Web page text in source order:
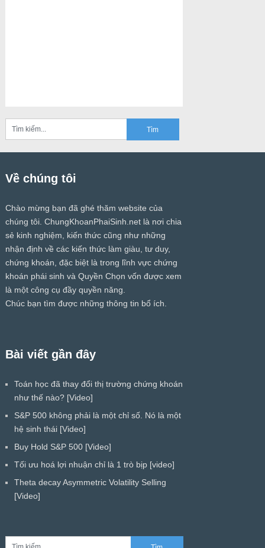
Về chúng tôi
Chào mừng bạn đã ghé thăm website của
chúng tôi. ChungKhoanPhaiSinh.netlà nơi chia
sẻ kinh nghiệm, kiến thức cũng như những
nhận định về các kiến thức làm giàu, tư duy,
chứng khoán, đặc biệt là trong lĩnh vực chứng
khoán phái sinh và Quyền Chọn vốn được xem
là một công cụ đầy quyền năng.
Chúc bạn tìm được những thông tin bổ ích.
Bài viết gần đây
Toán học đã thay đổi thị trường chứng khoán
như thế nào? [Video]
S&P 500 không phải là một chỉ số. Nó là một
hệ sinh thái [Video]
Buy Hold S&P 500 [Video]
Tối ưu hoá lợi nhuận chỉ là 1 trò bịp [video]
Theta decay Asymmetric Volatility Selling
[Video]